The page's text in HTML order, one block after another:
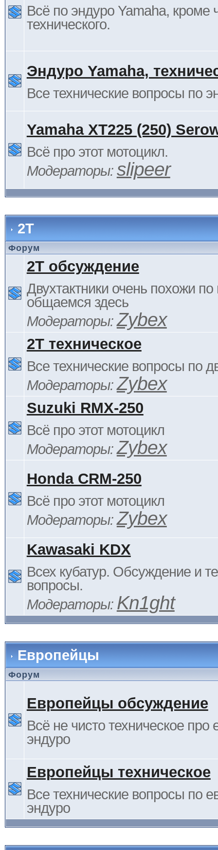
Всё по эндуро Yamaha, кроме
технического.
Эндуро Yamaha,
Все технические вопросы по
Yamaha XT225 (250)
Всё про этот мотоцикл.
Модераторы: slipeer
2Т
Форум
2Т обсуждение
Двухтактники очень похожи по
общаемся здесь
Модераторы:Zybex
2Т техническое
Все технические вопросы по
Модераторы:Zybex
Suzuki RMX-250
Всё про этот мотоцикл
Модераторы:Zybex
Honda CRM-250
Всё про этот мотоцикл
Модераторы:Zybex
Kawasaki KDX
Всех кубатур. Обсуждение и
вопросы.
Модераторы: Kn1ght
Европейцы
Форум
Европейцы обсуждение
Всё не чисто техническое про
эндуро
Европейцы техническое
Все технические вопросы по
эндуро